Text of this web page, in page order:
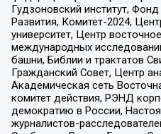
Гудзоновский институт,
Развития, Комитет-2024,
университет, Центр
международных
башни, Библии и трактатов
Гражданский Совет, Центр
Академическая сеть
комитет действия, РЭНД
демократию в России,
журналистов-